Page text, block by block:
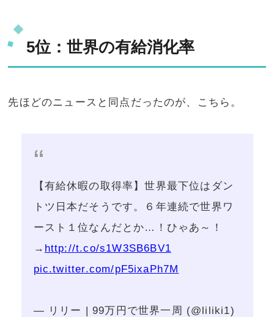
5位：世界の有給消化率
先ほどのニュースと同点だったのが、こちら。
【有給休暇の取得率】世界最下位はダン
トツ日本だそうです。６年連続で世界ワ
ースト１位なんだとか…！ひゃあ～！
→ http://t.co/s1W3SB6BV1
pic.twitter.com/pF5ixaPh7M
— リリー | 99万円で世界一周 (@liliki1)